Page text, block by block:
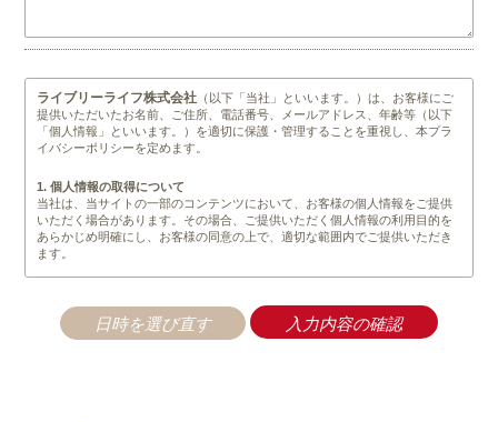
ライブリーライフ株式会社 （以下「当社」といいます。）は、お客様にご
提供いただいたお名前、ご住所、電話番号、メールアドレス、年齢等（以下
「個人情報」といいます。）を適切に保護・管理することを重視し、本プラ
イバシーポリシーを定めます。
1. 個人情報の取得について
当社は、当サイトの一部のコンテンツにおいて、お客様の個人情報をご提供
いただく場合があります。その場合、ご提供いただく個人情報の利用目的を
あらかじめ明確にし、お客様の同意の上で、適切な範囲内でご提供いただき
ます。
当社は、不正なアクセスや情報の紛失、破綻、改竄、漏洩等が生じぬよう安
全管理を徹底します。業務の一部として、個人情報の取り扱いを業者へ委託
する場合がありますが、秘密保持契約を結んだ上で、委託業者の監督は、当